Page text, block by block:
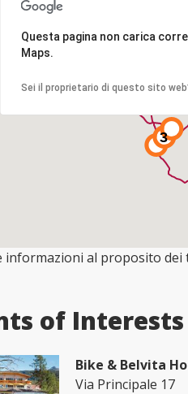
3
Questa pagina non carica
Maps.
Sei il proprietario di questo sito
informazioni al proposito dei
of Interests
Bike & Belvita
Via Principale 17